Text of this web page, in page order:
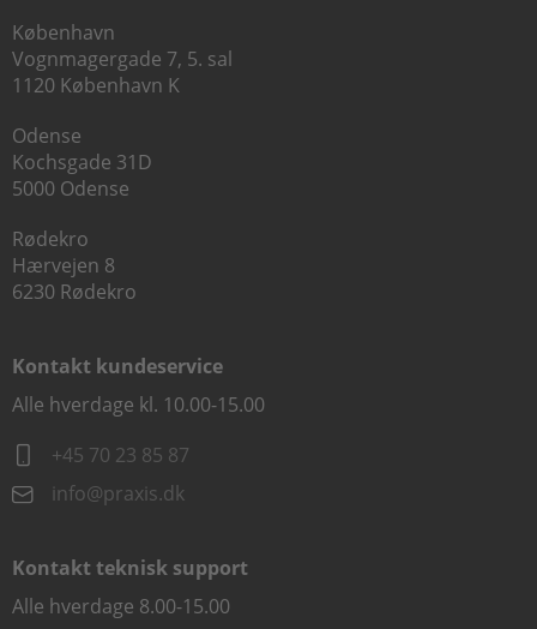
København
Vognmagergade 7, 5. sal
1120 København K
Odense
Kochsgade 31D
5000 Odense
Rødekro
Hærvejen 8
6230 Rødekro
Kontakt kundeservice
Alle hverdage kl. 10.00-15.00
+45 70 23 85 87
info@praxis.dk
Kontakt teknisk support
Alle hverdage 8.00-15.00